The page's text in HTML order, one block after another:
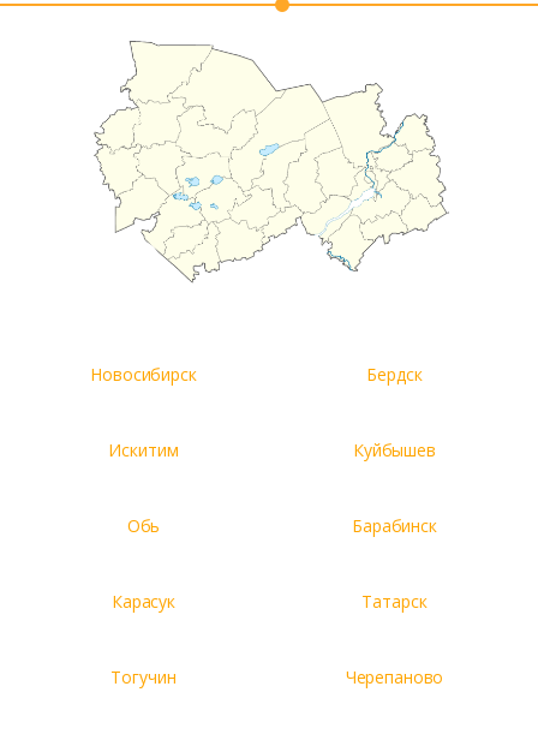
Новосибирск Бердск
Искитим Куйбышев
Обь Барабинск
Карасук Татарск
Тогучин Черепаново